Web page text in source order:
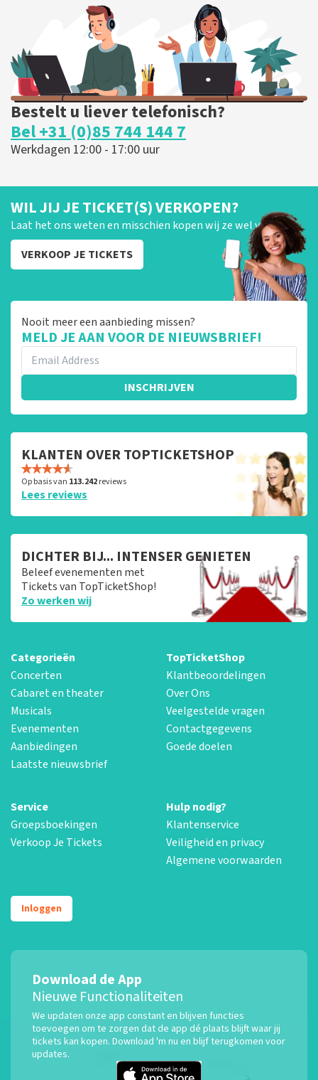
BESTEL NU
Bestelt u liever telefonisch?
Bel +31 (0)85 744 144 7
Werkdagen 12:00 - 17:00 uur
WIL JIJ JE TICKET(S) VERKOPEN?
Laat het ons weten en misschien kopen wij ze wel van je!
VERKOOP JE TICKETS
Nooit meer een aanbieding missen?
MELD JE AAN VOOR DE NIEUWSBRIEF!
INSCHRIJVEN
KLANTEN OVER TOPTICKETSHOP
Op basis van 113.242reviews
Lees reviews
DICHTER BIJ... INTENSER GENIETEN
Beleef evenementen met
Tickets van TopTicketShop!
Zo werken wij
Categorieën
Concerten
Cabaret en theater
Musicals
Evenementen
Aanbiedingen
Laatste nieuwsbrief
TopTicketShop
Klantbeoordelingen
Over Ons
Veelgestelde vragen
Contactgegevens
Goede doelen
Service
Groepsboekingen
Verkoop Je Tickets
Hulp nodig?
Klantenservice
Veiligheid en privacy
Algemene voorwaarden
Inloggen
Download de App
Nieuwe Functionaliteiten
We updaten onze app constant en blijven functies
toevoegen om te zorgen dat de app dé plaats blijft waar jij
tickets kan kopen. Download 'm nu en blijf terugkomen voor
updates.